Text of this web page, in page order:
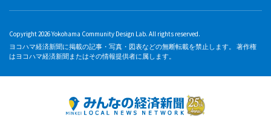
Copyright 2026 Yokohama Community Design Lab. All rights reserved.
ヨコハマ経済新聞に掲載の記事・写真・図表などの無断転載を禁止します。 著作権
はヨコハマ経済新聞またはその情報提供者に属します。